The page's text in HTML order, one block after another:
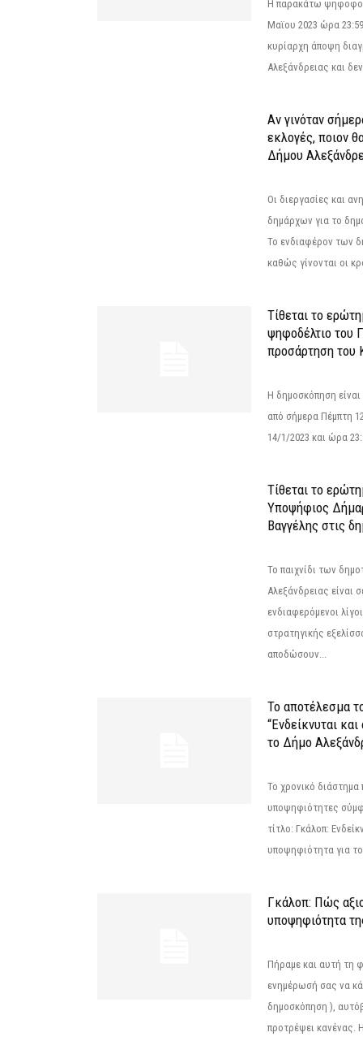
Η παρακάτω
Μαϊου 2023 ώρα
κυρίαρχη άποψη
Αλεξάνδρειας και
Αν γινόταν
εκλογές, ποιον
Δήμου
Οι διεργασίες και
δημάρχων για το
Το ενδιαφέρον των
καθώς γίνονται οι
Τίθεται το
ψηφοδέλτιο του
προσάρτηση του
Η δημοσκόπηση
από σήμερα Πέμπτη
14/1/2023 και ώρα
Τίθεται το
Υποψήφιος
Βαγγέλης στις
Το παιχνίδι των
Αλεξάνδρειας είναι
ενδιαφερόμενοι
στρατηγικής
αποδώσουν...
Το αποτέλεσμα
“Ενδείκνυται
το Δήμο
Το χρονικό διάστημα
υποψηφιότητες
τίτλο: Γκάλοπ:
υποψηφιότητα για
Γκάλοπ: Πώς
υποψηφιότητα
Πήραμε και αυτή τη
ενημέρωσή σας να
δημοσκόπηση ),
προτρέψει κανένας.